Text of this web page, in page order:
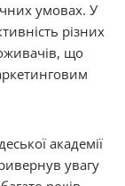
умовах. У
різних
що
академії
увагу